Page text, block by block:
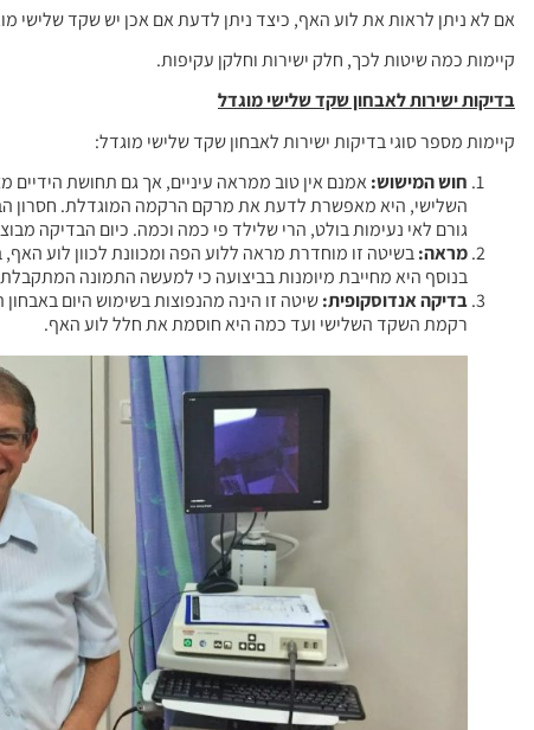
אם לא ניתן לראות את לוע האף, כיצד ניתן לדעת אם אכן יש שקד שלישי
קיימות כמה שיטות לכך, חלק ישירות וחלקן עקיפות.
בדיקות ישירות לאבחון שקד שלישי מוגדל
קיימות מספר סוגי בדיקות ישירות לאבחון שקד שלישי מוגדל:
חוש המישוש: אמנם אין טוב ממראה עיניים, אך גם תחושת
השלישי, היא מאפשרת לדעת את מרקם הרקמה המוגדלת. חסרון
גורם לאי נעימות בולט, הרי שלילד פי כמה וכמה. כיום הבדיקה
מראה:בשיטה זו מוחדרת מראה ללוע הפה ומכוונת לכוון לוע
בנוסף היא מחייבת מיומנות בביצועה כי למעשה התמונה
בדיקה אנדוסקופית:שיטה זו הינה מהנפוצות בשימוש היום
רקמת השקד השלישי ועד כמה היא חוסמת את חלל לוע האף.